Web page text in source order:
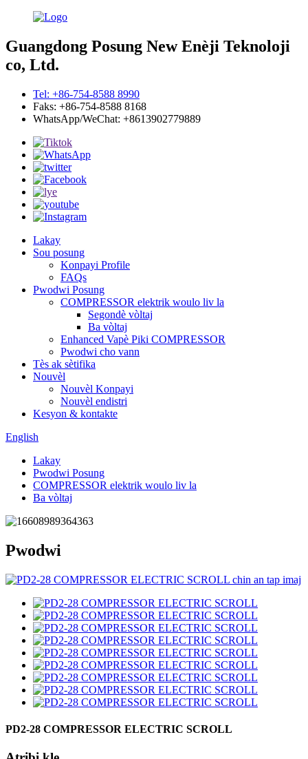
Guangdong Posung New Enèji Teknoloji
co, Ltd.
Tel: +86-754-8588 8990
Faks: +86-754-8588 8168
WhatsApp/WeChat: +8613902779889
Lakay
Sou posung
Konpayi Profile
FAQs
Pwodwi Posung
COMPRESSOR elektrik woulo liv la
Segondè vòltaj
Ba vòltaj
Enhanced Vapè Piki COMPRESSOR
Pwodwi cho vann
Tès ak sètifika
Nouvèl
Nouvèl Konpayi
Nouvèl endistri
Kesyon & kontakte
English
Lakay
Pwodwi Posung
COMPRESSOR elektrik woulo liv la
Ba vòltaj
Pwodwi
PD2-28 COMPRESSOR ELECTRIC SCROLL